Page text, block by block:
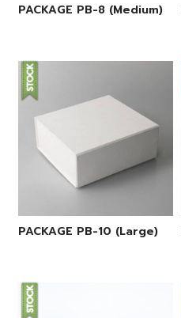
PACKAGE PB-8 (Medium)
PACKAGE PB-10 (Large)